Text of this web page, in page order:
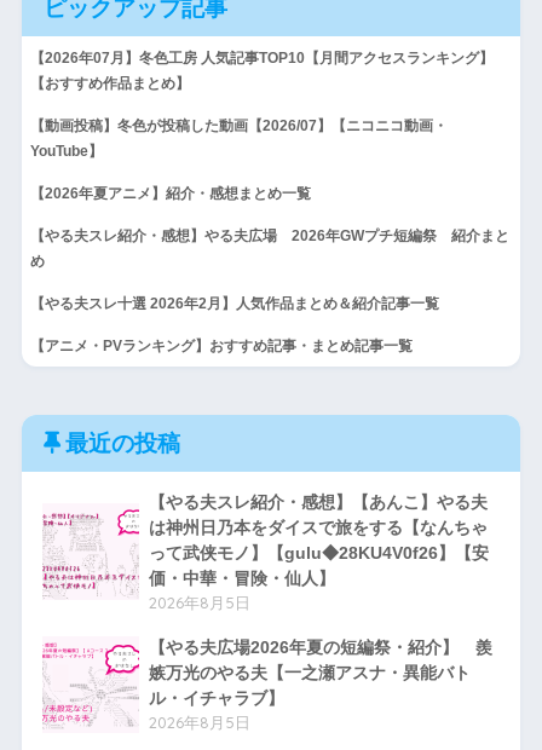
ピックアップ記事
【2026年07月】冬色工房 人気記事TOP10【月間アクセスランキング】
【おすすめ作品まとめ】
【動画投稿】冬色が投稿した動画【2026/07】【ニコニコ動画・
YouTube】
【2026年夏アニメ】紹介・感想まとめ一覧
【やる夫スレ紹介・感想】やる夫広場 2026年GWプチ短編祭 紹介まと
め
【やる夫スレ十選 2026年2月】人気作品まとめ＆紹介記事一覧
【アニメ・PVランキング】おすすめ記事・まとめ記事一覧
最近の投稿
【やる夫スレ紹介・感想】【あんこ】やる夫
は神州日乃本をダイスで旅をする【なんちゃ
って武侠モノ】【gulu◆28KU4V0f26】【安
価・中華・冒険・仙人】
2026年8月5日
【やる夫広場2026年夏の短編祭・紹介】 羨
嫉万光のやる夫【一之瀬アスナ・異能バト
ル・イチャラブ】
2026年8月5日